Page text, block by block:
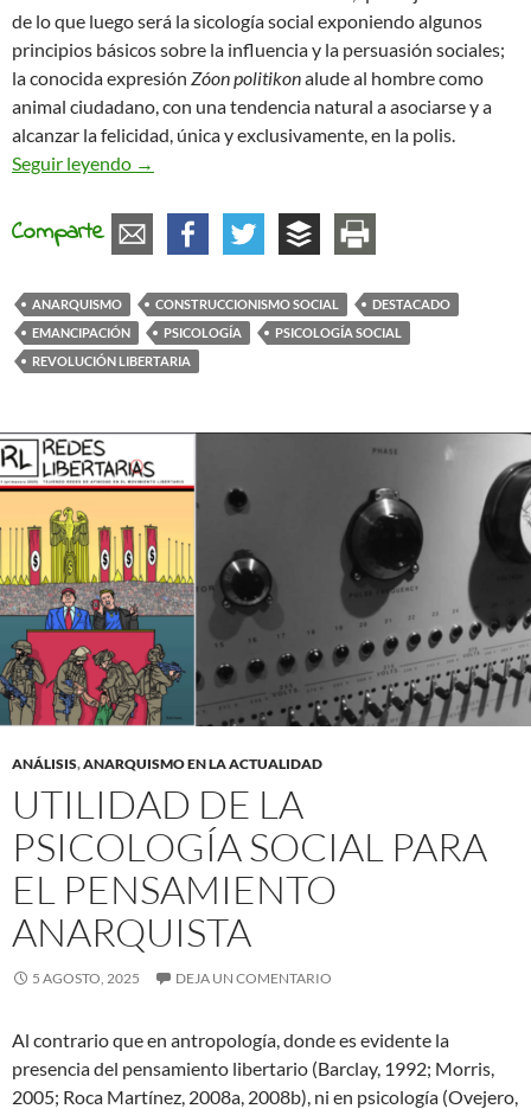
de lo que luego será la sicología social exponiendo algunos
principios básicos sobre la influencia y la persuasión sociales;
la conocida expresión Zóon politikonalude al hombre como
animal ciudadano, con una tendencia natural a asociarse y a
alcanzar la felicidad, única y exclusivamente, en la polis.
Seguir leyendo La psicología social y el anarquismo
→
Comparte
ANARQUISMO CONSTRUCCIONISMO SOCIAL
DESTACADO
EMANCIPACIÓN
PSICOLOGÍA
PSICOLOGÍA SOCIAL
REVOLUCIÓN LIBERTARIA
ANÁLISIS,ANARQUISMO EN LA ACTUALIDAD
UTILIDAD DE LA
PSICOLOGÍA SOCIAL PARA
EL PENSAMIENTO
ANARQUISTA
5 AGOSTO, 2025 DEJA UN COMENTARIO
Al contrario que en antropología, donde es evidente la
presencia del pensamiento libertario (Barclay, 1992; Morris,
2005; Roca Martínez, 2008a, 2008b), ni en psicología (Ovejero,